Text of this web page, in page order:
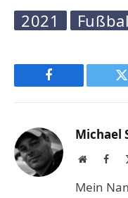
2021
Facebook
Michael
Website
Mein